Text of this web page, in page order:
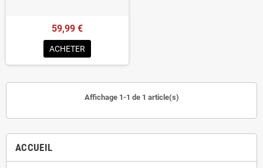
ACCUEIL
59,99 €
ACHETER
Affichage 1-1 de 1 article(s)